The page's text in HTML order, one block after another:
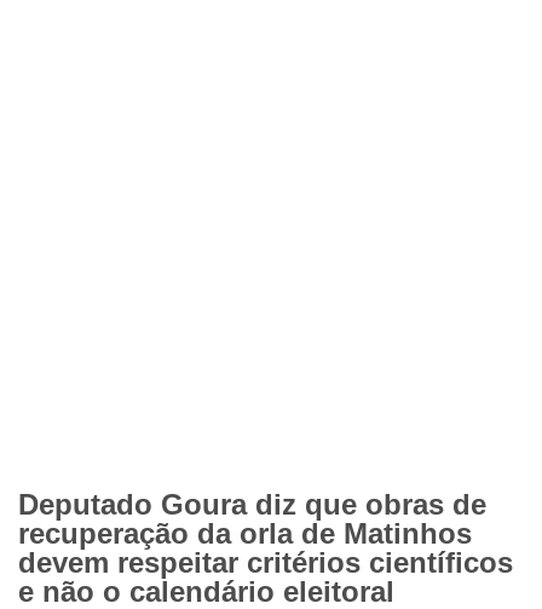
Deputado Goura diz que obras de
recuperação da orla de Matinhos
devem respeitar critérios científicos
e não o calendário eleitoral